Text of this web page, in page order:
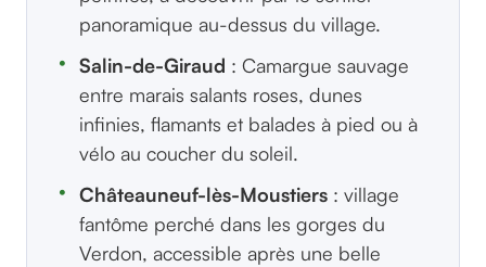
panoramique au-dessus du village.
Salin-de-Giraud : Camargue sauvage
entre marais salants roses, dunes
infinies, flamants et balades à pied ou à
vélo au coucher du soleil.
Châteauneuf-lès-Moustiers : village
fantôme perché dans les gorges du
Verdon, accessible après une belle